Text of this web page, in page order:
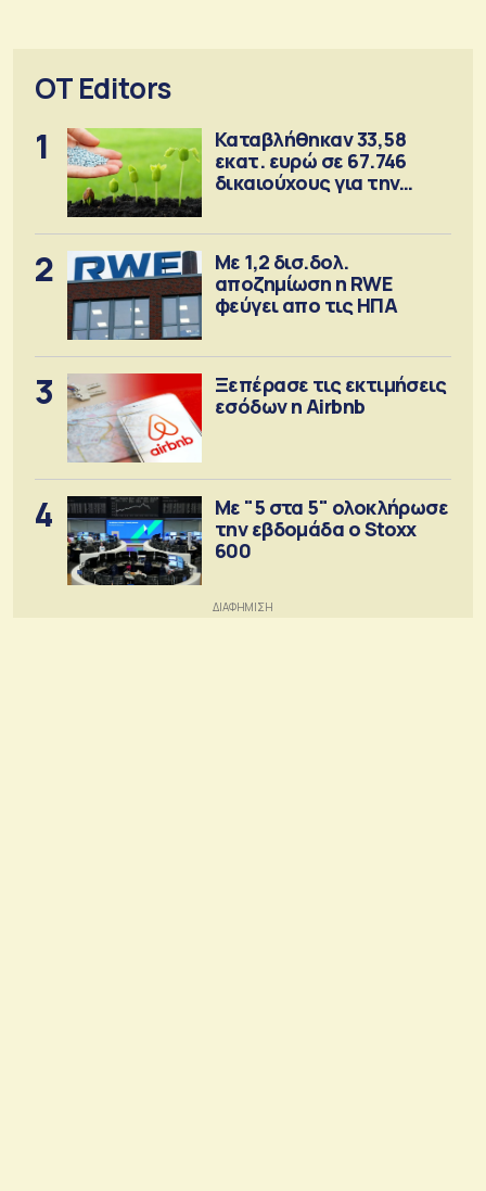
OT Editors
1
Καταβλήθηκαν 33,58
εκατ. ευρώ σε 67.746
δικαιούχους για την
2
Με 1,2 δισ.δολ.
αποζημίωση η RWE
φεύγει απο τις ΗΠΑ
3
Ξεπέρασε τις εκτιμήσεις
εσόδων η Airbnb
4
Με "5 στα 5" ολοκλήρωσε
την εβδομάδα ο Stoxx
600